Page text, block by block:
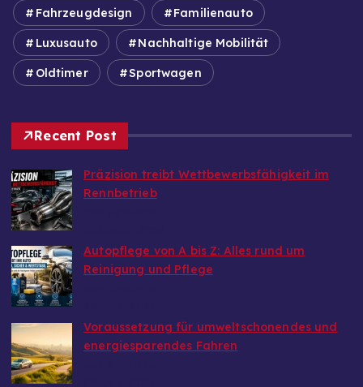
Fahrzeugdesign Familienauto
Luxusauto Nachhaltige Mobilität
Oldtimer Sportwagen
Recent Post
Präzision treibt Wettbewerbsfähigkeit im
Rennbetrieb
Autopflege von A bis Z: Alles rund um
Reinigung und Pflege
Voraussetzung für umweltschonendes und
energiesparendes Fahren